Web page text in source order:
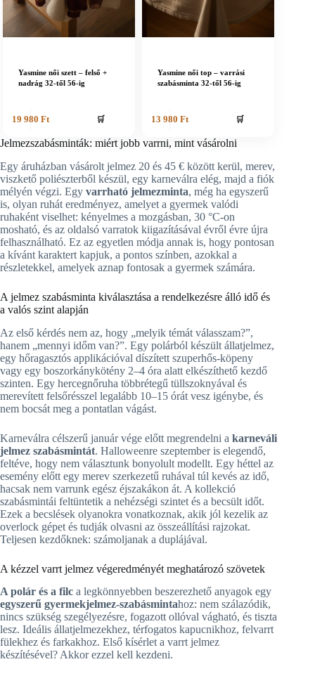
Yasmine női szett – felső +
nadrág 32-től 56-ig
19 980 Ft 🛒
Yasmine női top – varrási
szabásminta 32-től 56-ig
13 980 Ft
🛒
Jelmezszabásminták: miért jobb varrni, mint vásárolni
Egy áruházban vásárolt jelmez 20 és 45 € között kerül, merev,
viszkető poliészterből készül, egy karneválra elég, majd a fiók
mélyén végzi. Egy varrható jelmezminta, még ha egyszerű
is, olyan ruhát eredményez, amelyet a gyermek valódi
ruhaként viselhet: kényelmes a mozgásban, 30 °C-on
mosható, és az oldalsó varratok kiigazításával évről évre újra
felhasználható. Ez az egyetlen módja annak is, hogy pontosan
a kívánt karaktert kapjuk, a pontos színben, azokkal a
részletekkel, amelyek aznap fontosak a gyermek számára.
A jelmez szabásminta kiválasztása a rendelkezésre álló idő és
a valós szint alapján
Az első kérdés nem az, hogy „melyik témát válasszam?”,
hanem „mennyi időm van?”. Egy polárból készült állatjelmez,
egy hőragasztós applikációval díszített szuperhős-köpeny
vagy egy boszorkánykötény 2–4 óra alatt elkészíthető kezdő
szinten. Egy hercegnőruha többrétegű tüllszoknyával és
merevített felsőrésszel legalább 10–15 órát vesz igénybe, és
nem bocsát meg a pontatlan vágást.
Karneválra célszerű január vége előtt megrendelni a karneváli
jelmez szabásmintát. Halloweenre szeptember is elegendő,
feltéve, hogy nem választunk bonyolult modellt. Egy héttel az
esemény előtt egy merev szerkezetű ruhával túl kevés az idő,
hacsak nem varrunk egész éjszakákon át. A kollekció
szabásmintái feltüntetik a nehézségi szintet és a becsült időt.
Ezek a becslések olyanokra vonatkoznak, akik jól kezelik az
overlock gépet és tudják olvasni az összeállítási rajzokat.
Teljesen kezdőknek: számoljanak a duplájával.
A kézzel varrt jelmez végeredményét meghatározó szövetek
A polár és a filc a legkönnyebben beszerezhető anyagok egy
egyszerű gyermekjelmez-szabásmintahoz: nem szálazódik,
nincs szükség szegélyezésre, fogazott ollóval vágható, és tiszta
lesz. Ideális állatjelmezekhez, térfogatos kapucnikhoz, felvarrt
fülekhez és farkakhoz. Első kísérlet a varrt jelmez
készítésével? Akkor ezzel kell kezdeni.